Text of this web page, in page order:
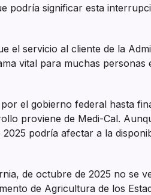
podría significar esta
el servicio al cliente de la
vital para muchas personas
el gobierno federal hasta
proviene de Medi-Cal.
podría afectar a la
de octubre de 2025 no se
de Agricultura de los